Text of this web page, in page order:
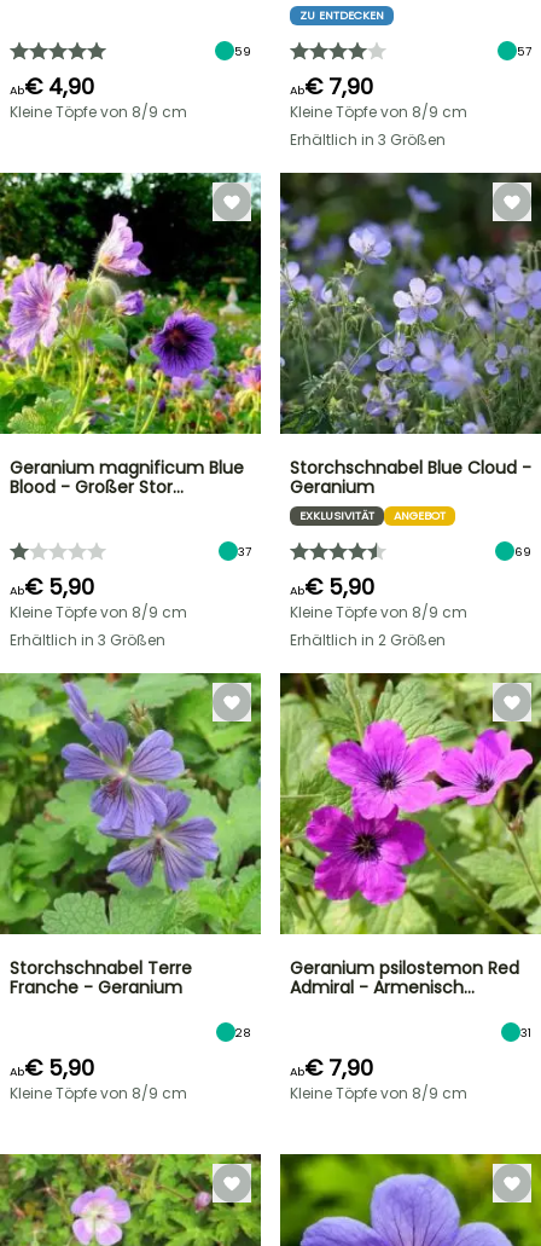
59
Ab€ 4,90
Kleine Töpfe von 8/9 cm
ZU ENTDECKEN
57
Ab€ 7,90
Kleine Töpfe von 8/9 cm
Erhältlich in 3 Größen
Geranium magnificum Blue
Blood - Großer Stor…
37
Ab€ 5,90
Kleine Töpfe von 8/9 cm
Erhältlich in 3 Größen
Storchschnabel Blue Cloud -
Geranium
EXKLUSIVITÄT ANGEBOT
69
Ab€ 5,90
Kleine Töpfe von 8/9 cm
Erhältlich in 2 Größen
Storchschnabel Terre
Franche - Geranium
28
Ab€ 5,90
Kleine Töpfe von 8/9 cm
Geranium psilostemon Red
Admiral - Armenisch…
31
Ab€ 7,90
Kleine Töpfe von 8/9 cm